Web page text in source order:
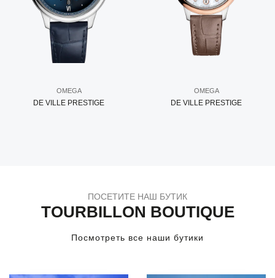
OMEGA
DE VILLE PRESTIGE
OMEGA
DE VILLE PRESTIGE
ПОСЕТИТЕ НАШ БУТИК
TOURBILLON BOUTIQUE
Посмотреть все наши бутики